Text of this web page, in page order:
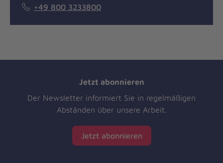
+49 800 3233800
Jetzt abonnieren
Der Newsletter informiert Sie in regelmäßigen
Abständen über unsere Arbeit.
Jetzt abonnieren